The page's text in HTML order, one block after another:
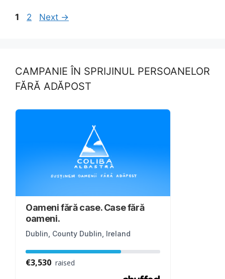
k
Page
1 Page
2 Next →
CAMPANIE ÎN SPRIJINUL PERSOANELOR
FĂRĂ ADĂPOST